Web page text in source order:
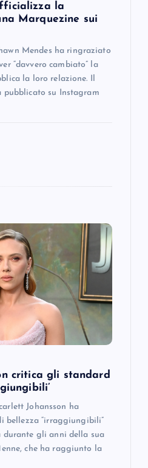
la
Marquezine sui
Mendes ha ringraziato
“davvero cambiato” la
la loro relazione. Il
pubblicato su Instagram
critica gli standard
Johansson ha
bellezza “irraggiungibili”
gli anni della sua
che ha raggiunto la